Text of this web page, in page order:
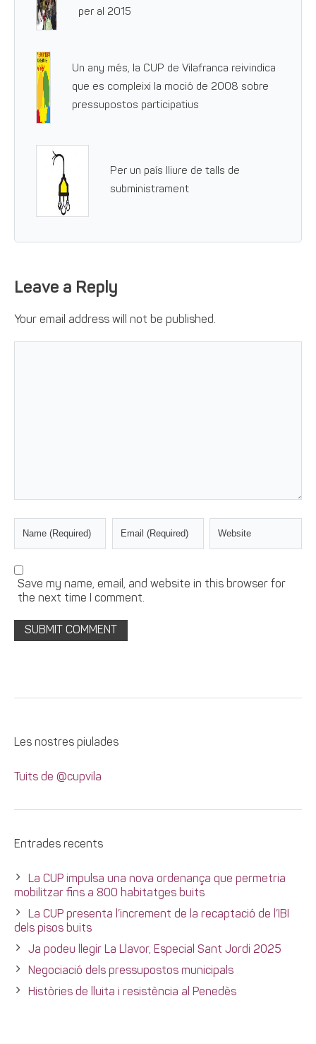
per al 2015
Un any més, la CUP de Vilafranca reivindica
que es compleixi la moció de 2008 sobre
pressupostos participatius
Per un país lliure de talls de
subministrament
Leave a Reply
Your email address will not be published.
Save my name, email, and website in this browser for
the next time I comment.
Les nostres piulades
Tuits de @cupvila
Entrades recents
La CUP impulsa una nova ordenança que permetria
mobilitzar fins a 800 habitatges buits
La CUP presenta l’increment de la recaptació de l’IBI
dels pisos buits
Ja podeu llegir La Llavor, Especial Sant Jordi 2025
Negociació dels pressupostos municipals
Històries de lluita i resistència al Penedès